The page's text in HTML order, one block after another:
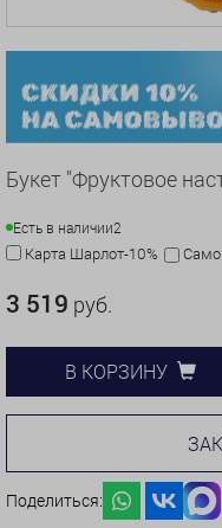
Букет "Фруктовое
Есть в наличии2
Карта Шарлот-10%
3 519 руб.
В КОРЗИНУ
Поделиться: